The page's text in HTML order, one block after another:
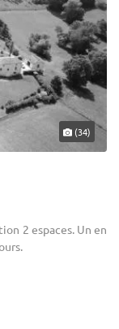
(34)
2 espaces. Un en